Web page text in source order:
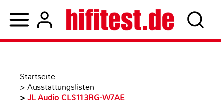
Startseite
> Ausstattungslisten
> JL Audio CLS113RG-W7AE